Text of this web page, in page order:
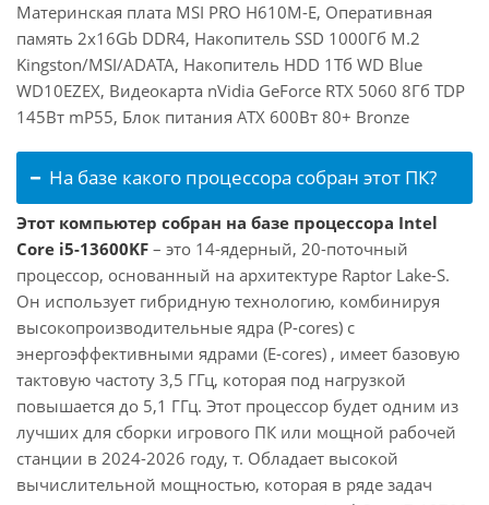
Материнская плата MSI PRO H610M-E, Оперативная
память 2x16Gb DDR4, Накопитель SSD 1000Гб M.2
Kingston/MSI/ADATA, Накопитель HDD 1Тб WD Blue
WD10EZEX, Видеокарта nVidia GeForce RTX 5060 8Гб TDP
145Вт mP55, Блок питания ATX 600Вт 80+ Bronze
На базе какого процессора собран этот ПК?
Этот компьютер собран на базе процессора Intel
Core i5-13600KF – это 14-ядерный, 20-поточный
процессор, основанный на архитектуре Raptor Lake-S.
Он использует гибридную технологию, комбинируя
высокопроизводительные ядра (P-cores) с
энергоэффективными ядрами (E-cores) , имеет базовую
тактовую частоту 3,5 ГГц, которая под нагрузкой
повышается до 5,1 ГГц. Этот процессор будет одним из
лучших для сборки игрового ПК или мощной рабочей
станции в 2024-2026 году, т. Обладает высокой
вычислительной мощностью, которая в ряде задач